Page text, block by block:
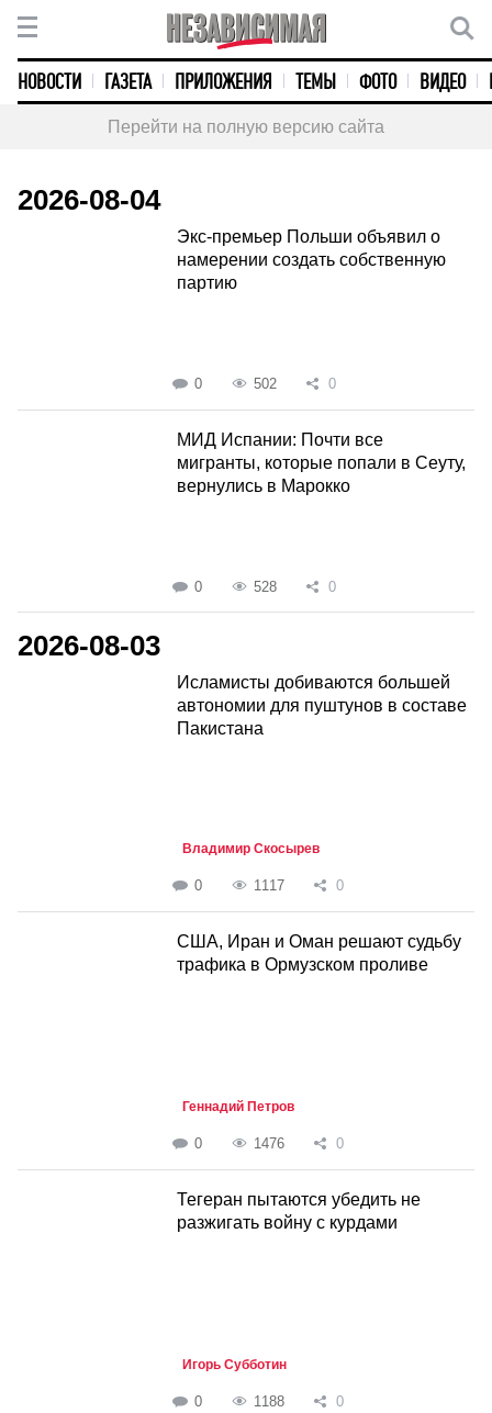
НОВОСТИ ГАЗЕТА ПРИЛОЖЕНИЯ ТЕМЫ ФОТО ВИДЕО
Перейти на полную версию сайта
2026-08-04
Экс-премьер Польши объявил о
намерении создать собственную
партию
0 502 0
МИД Испании: Почти все
мигранты, которые попали в Сеуту,
вернулись в Марокко
0 528 0
2026-08-03
Исламисты добиваются большей
автономии для пуштунов в составе
Пакистана
Владимир Скосырев
0 1117 0
США, Иран и Оман решают судьбу
трафика в Ормузском проливе
Геннадий Петров
0 1476 0
Тегеран пытаются убедить не
разжигать войну с курдами
Игорь Субботин
0 1188 0